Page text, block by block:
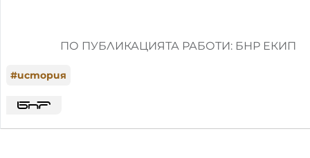
ПО ПУБЛИКАЦИЯТА РАБОТИ: БНР ЕКИП
#история